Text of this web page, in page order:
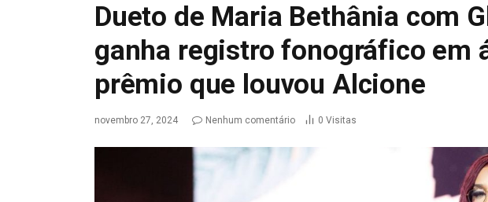
Dueto de Maria Bethânia com
ganha registro fonográfico em
prêmio que louvou Alcione
novembro 27, 2024 Nenhum comentário 0 Visitas